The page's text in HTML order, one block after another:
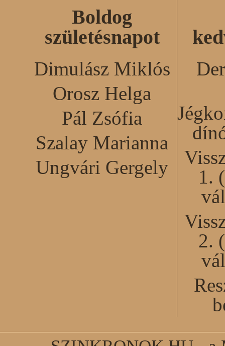
Boldog
születésnapot
Dimulász Miklós
Orosz Helga
Pál Zsófia
Szalay Marianna
Ungvári Gergely
1.
2.